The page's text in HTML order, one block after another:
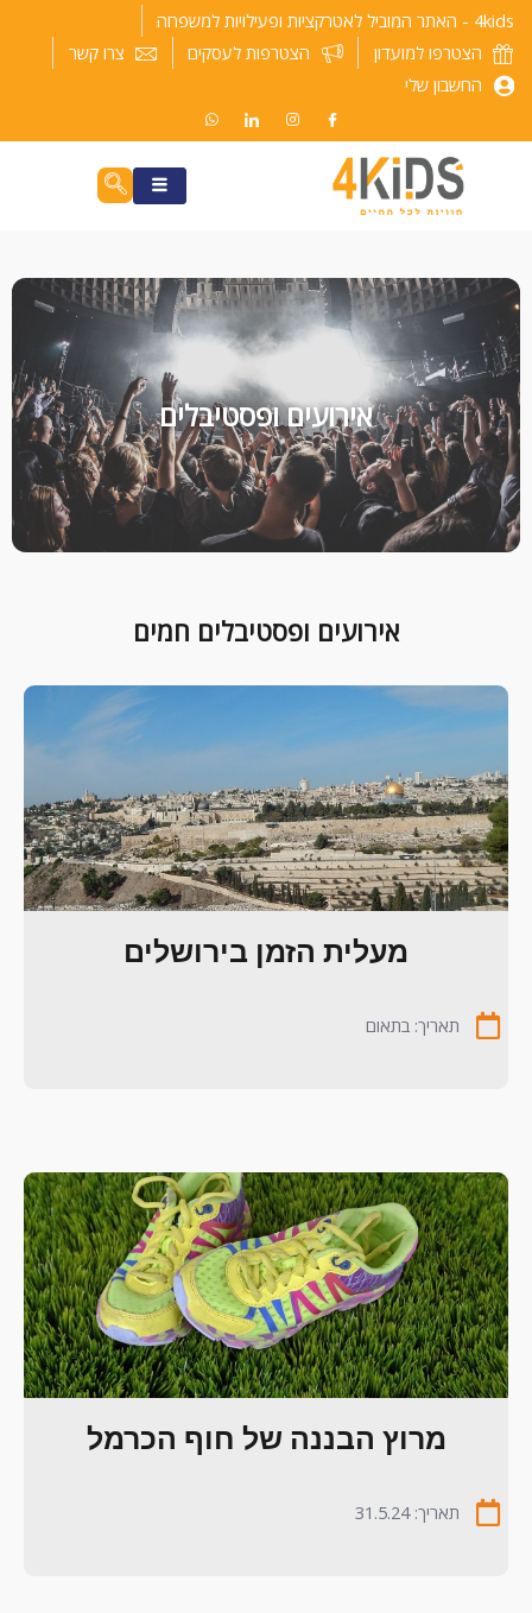
דילוג
לתוכן
4kids - האתר המוביל לאטרקציות ופעילויות למשפחה
הצטרפו למועדון
הצטרפות לעסקים
צרו קשר
החשבון שלי
אירועים ופסטיבלים
אירועים ופסטיבלים חמים
מעלית הזמן בירושלים
תאריך: בתאום
מרוץ הבננה של חוף הכרמל
תאריך: 31.5.24